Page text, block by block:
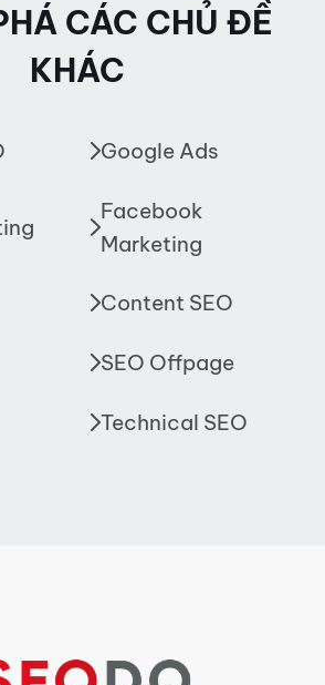
CÁC CHỦ ĐỀ
KHÁC
Google Ads
Facebook
Marketing
Content SEO
SEO Offpage
Technical SEO